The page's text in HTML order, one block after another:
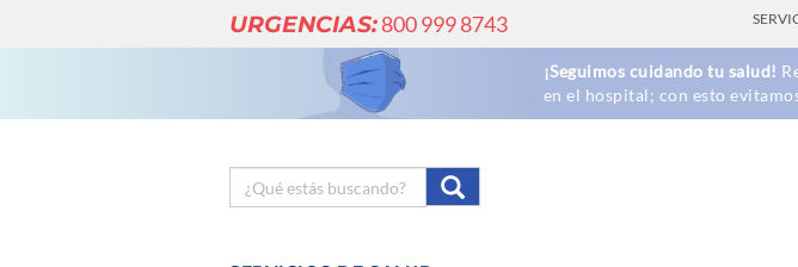
URGENCIAS:800 999 8743
¡Seguimos cuidando tu salud!
en el hospital; con esto